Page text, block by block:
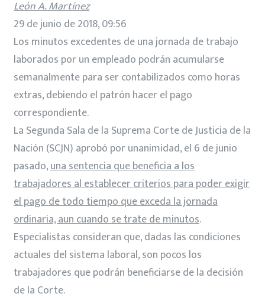
León A. Martínez
29 de junio de 2018, 09:56
Los minutos excedentes de una jornada de trabajo
laborados por un empleado podrán acumularse
semanalmente para ser contabilizados como horas
extras, debiendo el patrón hacer el pago
correspondiente.
La Segunda Sala de la Suprema Corte de Justicia de la
Nación (SCJN) aprobó por unanimidad, el 6 de junio
pasado,una sentencia que beneficia a los
trabajadores al establecer criterios para poder exigir
el pago de todo tiempo que exceda la jornada
ordinaria, aun cuando se trate de minutos.
Especialistas consideran que, dadas las condiciones
actuales del sistema laboral, son pocos los
trabajadores que podrán beneficiarse de la decisión
de la Corte.